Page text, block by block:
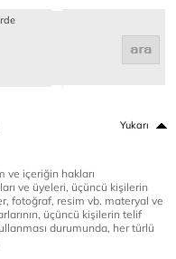
Yukarı
ve içeriğin hakları
ve üyeleri, üçüncü kişilerin
fotoğraf, resim vb. materyal ve
üçüncü kişilerin telif
durumunda, her türlü